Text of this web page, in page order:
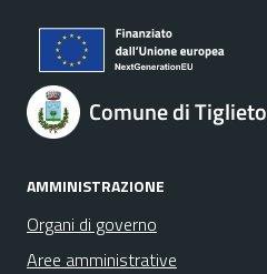
Comune di Tiglieto
AMMINISTRAZIONE
Organi di governo
Aree amministrative